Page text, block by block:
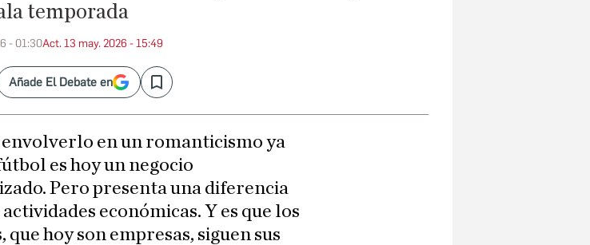
temporada
- 01:30Act. 13 may. 2026 - 15:49
Añade El Debate en Save
en un romanticismo ya
es hoy un negocio
Pero presenta una diferencia
económicas. Y es que los
que hoy son empresas, siguen sus